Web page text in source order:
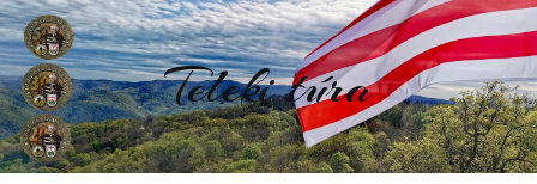
Teleki túra